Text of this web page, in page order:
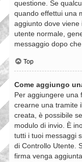
questione. Se
quando effettui una
aggiunto dove viene
utente normale,
messaggio dopo
Top
Come aggiungo
Per aggiungere una
crearne una tramite
creata, è possibile
modulo di invio. È
tutti i tuoi messaggi
di Controllo Utente.
firma venga